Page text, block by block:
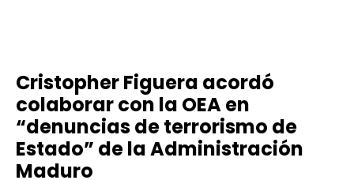
Cristopher Figuera acordó
colaborar con la OEA en
“denuncias de terrorismo de
Estado” de la Administración
Maduro